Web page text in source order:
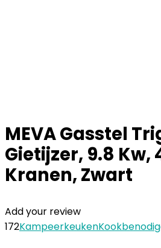
MEVA Gasstel
Gietijzer, 9.8 Kw,
Kranen, Zwart
Add your review
172Kampeerkeuken